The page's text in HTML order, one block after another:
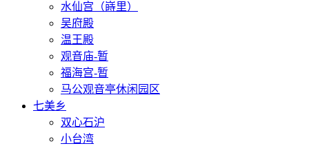
水仙宫（嵵里）
吴府殿
温王殿
观音庙-暂
福海宫-暂
马公观音亭休闲园区
七美乡
双心石沪
小台湾